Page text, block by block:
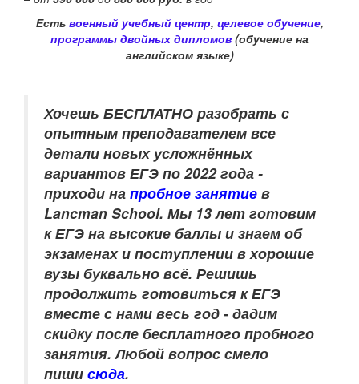
Есть военный учебный центр, целевое обучение,
программы двойных дипломов (обучение на
английском языке)
Хочешь БЕСПЛАТНО разобрать с
опытным преподавателем все
детали новых усложнённых
вариантов ЕГЭ по 2022 года -
приходи на пробное занятие в
Lancman School. Мы 13 лет готовим
к ЕГЭ на высокие баллы и знаем об
экзаменах и поступлении в хорошие
вузы буквально всё. Решишь
продолжить готовиться к ЕГЭ
вместе с нами весь год - дадим
скидку после бесплатного пробного
занятия. Любой вопрос смело
пиши сюда.